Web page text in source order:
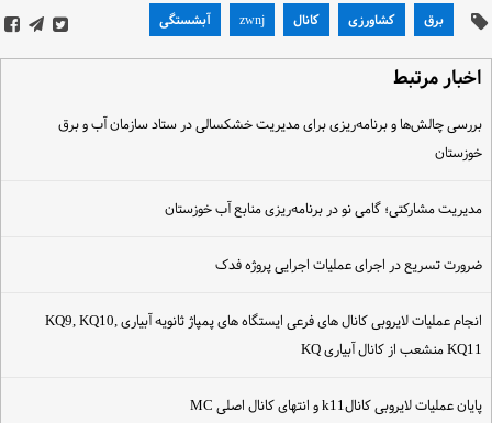
برق کشاورزی کانال zwnj آبشستگی
اخبار مرتبط
بررسی چالش‌ها و برنامه‌ریزی برای مدیریت خشکسالی در ستاد سازمان آب و برق
خوزستان
مدیریت مشارکتی؛ گامی نو در برنامه‌ریزی منابع آب خوزستان
ضرورت تسریع در اجرای عملیات اجرایی پروژه فدک
انجام عملیات لایروبی کانال های فرعی ایستگاه های پمپاژ ثانویه آبیاری KQ9, KQ10,
KQ11 منشعب از کانال آبیاری KQ
پایان عملیات لایروبی کانالk11 و انتهای کانال اصلی MC